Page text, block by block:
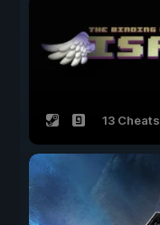
13 Cheats